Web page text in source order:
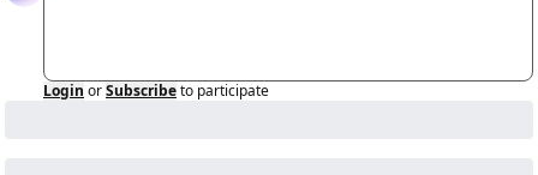
Login orSubscribeto participate